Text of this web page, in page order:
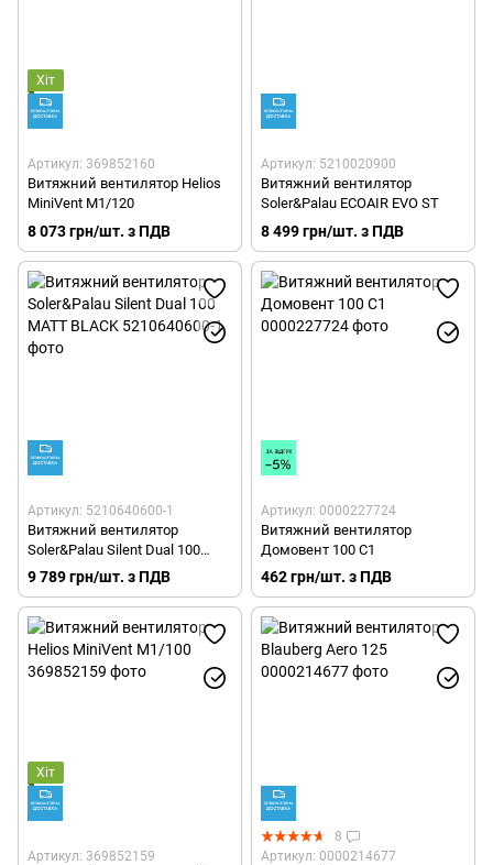
Хіт
Артикул: 369852160
Витяжний вентилятор Helios
MiniVent M1/120
8 073 грн/шт. з ПДВ
Артикул: 5210020900
Витяжний вентилятор
Soler&Palau ECOAIR EVO ST
8 499 грн/шт. з ПДВ
Артикул: 5210640600-1
Витяжний вентилятор
Soler&Palau Silent Dual 100
MATT BLACK
9 789 грн/шт. з ПДВ
Артикул: 0000227724
Витяжний вентилятор
Домовент 100 С1
462 грн/шт. з ПДВ
Хіт
Артикул: 369852159
8
Артикул: 0000214677